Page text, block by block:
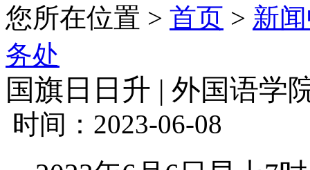
您所在位置 > 首页 > 新
务处
国旗日日升 | 外国语学
时间：2023-06-08